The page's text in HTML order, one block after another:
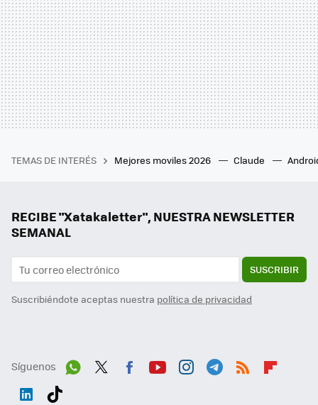
TEMAS DE INTERÉS Mejores moviles 2026 Claude
RECIBE "Xatakaletter", NUESTRA NEWSLETTER
SEMANAL
SUSCRIBIR
Suscribiéndote aceptas nuestra política de privacidad
Síguenos